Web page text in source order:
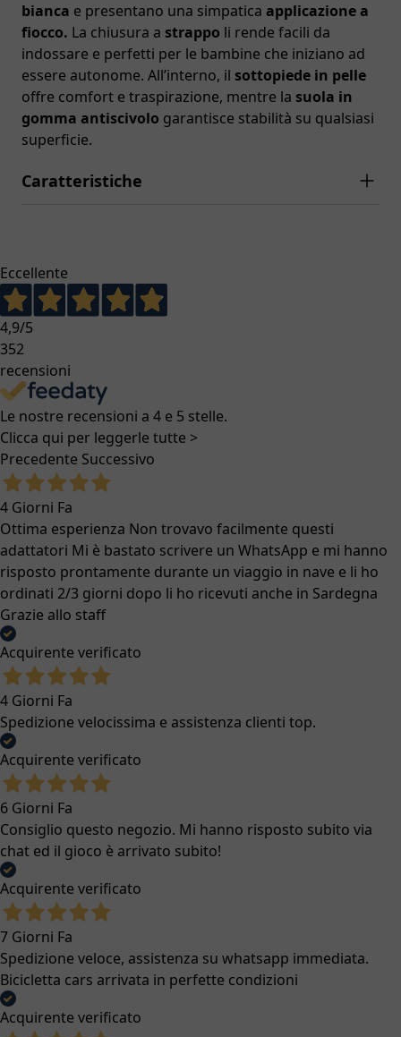
bianca e presentano una simpatica applicazione a
fiocco. La chiusura a strappo li rende facili da
indossare e perfetti per le bambine che iniziano ad
essere autonome. All’interno, il sottopiede in pelle
offre comfort e traspirazione, mentre la suola in
gomma antiscivolo garantisce stabilità su qualsiasi
superficie.
Caratteristiche
Eccellente
4,9/5
352
recensioni
Le nostre recensioni a 4 e 5 stelle.
Clicca qui per leggerle tutte >
Precedente Successivo
4 Giorni Fa
Ottima esperienza Non trovavo facilmente questi
adattatori Mi è bastato scrivere un WhatsApp e mi hanno
risposto prontamente durante un viaggio in nave e li ho
ordinati 2/3 giorni dopo li ho ricevuti anche in Sardegna
Grazie allo staff
Acquirente verificato
4 Giorni Fa
Spedizione velocissima e assistenza clienti top.
Acquirente verificato
6 Giorni Fa
Consiglio questo negozio. Mi hanno risposto subito via
chat ed il gioco è arrivato subito!
Acquirente verificato
7 Giorni Fa
Spedizione veloce, assistenza su whatsapp immediata.
Bicicletta cars arrivata in perfette condizioni
Acquirente verificato